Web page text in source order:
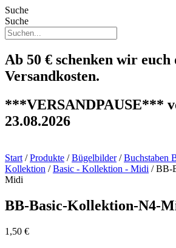
Suche
Suche
Ab 50 € schenken wir euch
Versandkosten.
***VERSANDPAUSE***
23.08.2026
Start /Produkte /Bügelbilder/Buchstaben
Kollektion /Basic - Kollektion - Midi / BB-
Midi
BB-Basic-Kollektion-N4-
1,50 €